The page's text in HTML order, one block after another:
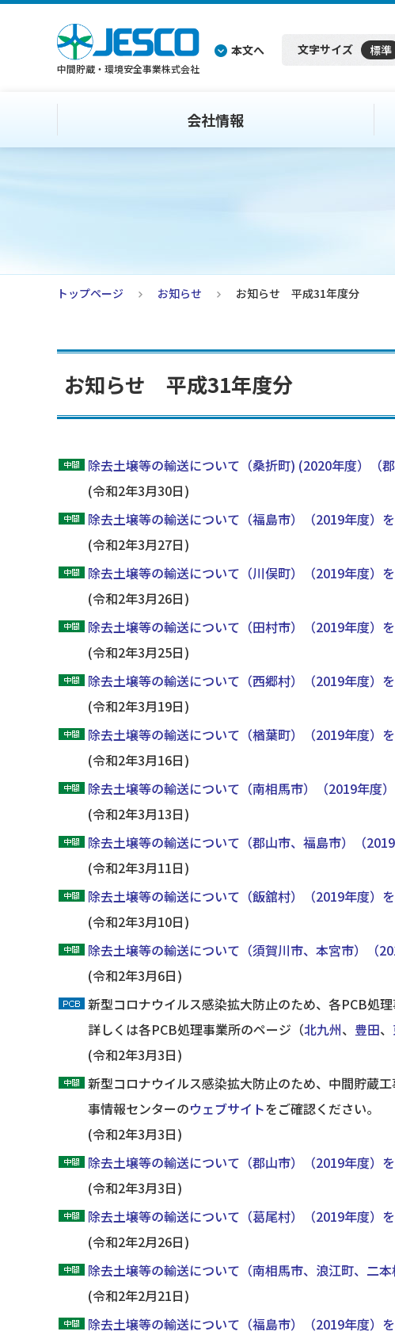
中間貯蔵・環境安全事業株式会社
本文へ 文字サイズ 標準
会社情報
トップページ お知らせ お知らせ 平成31年度分
お知らせ 平成31年度分
除去土壌等の輸送について（桑折町) (2020年度）（
(令和2年3月30日)
除去土壌等の輸送について（福島市）（2019年度）を
(令和2年3月27日)
除去土壌等の輸送について（川俣町）（2019年度）を
(令和2年3月26日)
除去土壌等の輸送について（田村市）（2019年度）を
(令和2年3月25日)
除去土壌等の輸送について（西郷村）（2019年度）を
(令和2年3月19日)
除去土壌等の輸送について（楢葉町）（2019年度）を
(令和2年3月16日)
除去土壌等の輸送について（南相馬市）（2019年度）
(令和2年3月13日)
除去土壌等の輸送について（郡山市、福島市）（
(令和2年3月11日)
除去土壌等の輸送について（飯舘村）（2019年度）を
(令和2年3月10日)
除去土壌等の輸送について（須賀川市、本宮市）（
(令和2年3月6日)
新型コロナウイルス感染拡大防止のため、各PCB処
詳しくは各PCB処理事業所のページ（北九州、 豊田、
(令和2年3月3日)
新型コロナウイルス感染拡大防止のため、中間貯蔵
事情報センターのウェブサイトをご確認ください。
(令和2年3月3日)
除去土壌等の輸送について（郡山市）（2019年度）を
(令和2年3月3日)
除去土壌等の輸送について（葛尾村）（2019年度）を
(令和2年2月26日)
除去土壌等の輸送について（南相馬市、浪江町、二
(令和2年2月21日)
除去土壌等の輸送について（福島市）（2019年度）を